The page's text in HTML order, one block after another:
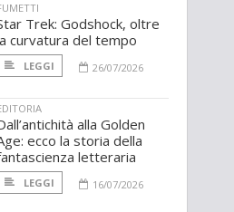
Trek: Godshock, oltre
curvatura del tempo
LEGGI 26/07/2026
alla Golden
ecco la storia della
letteraria
LEGGI 16/07/2026